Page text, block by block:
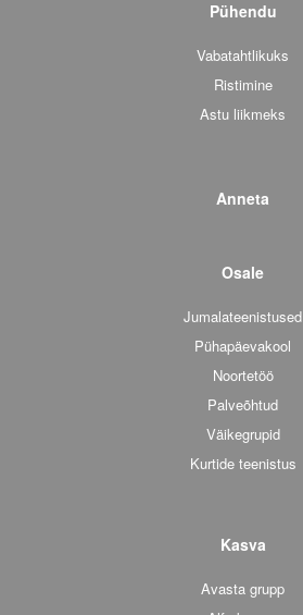
Pühendu
Vabatahtlikuks
Ristimine
Astu liikmeks
Anneta
Osale
Jumalateenistused
Pühapäevakool
Noortetöö
Palveõhtud
Väikegrupid
Kurtide teenistus
Kasva
Avasta grupp